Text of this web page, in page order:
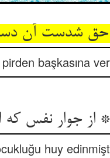
başkasına
huy